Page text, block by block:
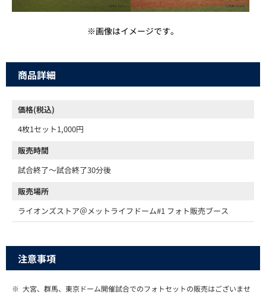
※画像はイメージです。
商品詳細
価格(税込)
4枚1セット1,000円
販売時間
試合終了～試合終了30分後
販売場所
ライオンズストア＠メットライフドーム#1 フォト販売ブース
注意事項
※ 大宮、群馬、東京ドーム開催試合でのフォトセットの販売はございませ